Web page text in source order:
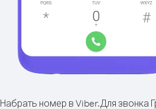
Набрать номер в Viber.Для звонка